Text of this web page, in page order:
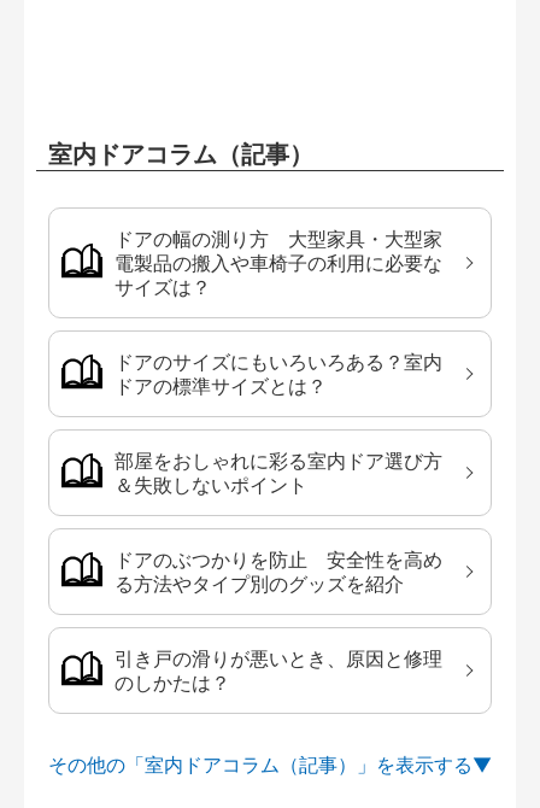
室内ドアコラム（記事）
ドアの幅の測り方 大型家具・大型家
電製品の搬入や車椅子の利用に必要な
サイズは？
ドアのサイズにもいろいろある？室内
ドアの標準サイズとは？
部屋をおしゃれに彩る室内ドア選び方
＆失敗しないポイント
ドアのぶつかりを防止 安全性を高め
る方法やタイプ別のグッズを紹介
引き戸の滑りが悪いとき、原因と修理
のしかたは？
その他の「室内ドアコラム（記事）」を